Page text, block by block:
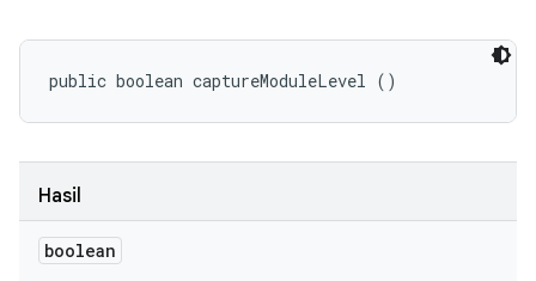
public boolean captureModuleLevel ()
Hasil
boolean